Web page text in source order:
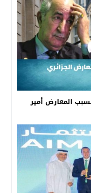
المعارض أمير